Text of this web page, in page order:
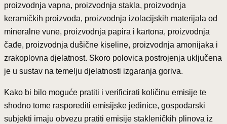
proizvodnja vapna, proizvodnja stakla, proizvodnja
keramičkih proizvoda, proizvodnja izolacijskih materijala od
mineralne vune, proizvodnja papira i kartona, proizvodnja
čađe, proizvodnja dušične kiseline, proizvodnja amonijaka i
zrakoplovna djelatnost. Skoro polovica postrojenja uključena
je u sustav na temelju djelatnosti izgaranja goriva.
Kako bi bilo moguće pratiti i verificirati količinu emisije te
shodno tome rasporediti emisijske jedinice, gospodarski
subjekti imaju obvezu pratiti emisije stakleničkih plinova iz